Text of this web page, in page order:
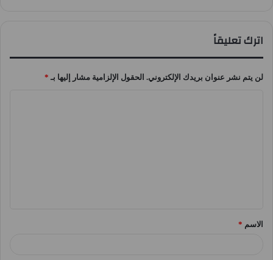
اترك تعليقاً
لن يتم نشر عنوان بريدك الإلكتروني. الحقول الإلزامية مشار إليها بـ *
*الاسم *